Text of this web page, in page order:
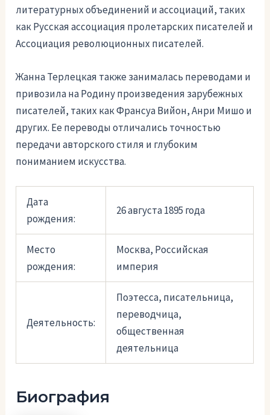
литературных объединений и ассоциаций, таких
как Русская ассоциация пролетарских писателей и
Ассоциация революционных писателей.
Жанна Терлецкая также занималась переводами и
привозила на Родину произведения зарубежных
писателей, таких как Франсуа Вийон, Анри Мишо и
других. Ее переводы отличались точностью
передачи авторского стиля и глубоким
пониманием искусства.
Дата
рождения:
26 августа 1895 года
Место
рождения:
Москва, Российская
империя
Деятельность:
Поэтесса, писательница,
переводчица,
общественная
деятельница
Биография